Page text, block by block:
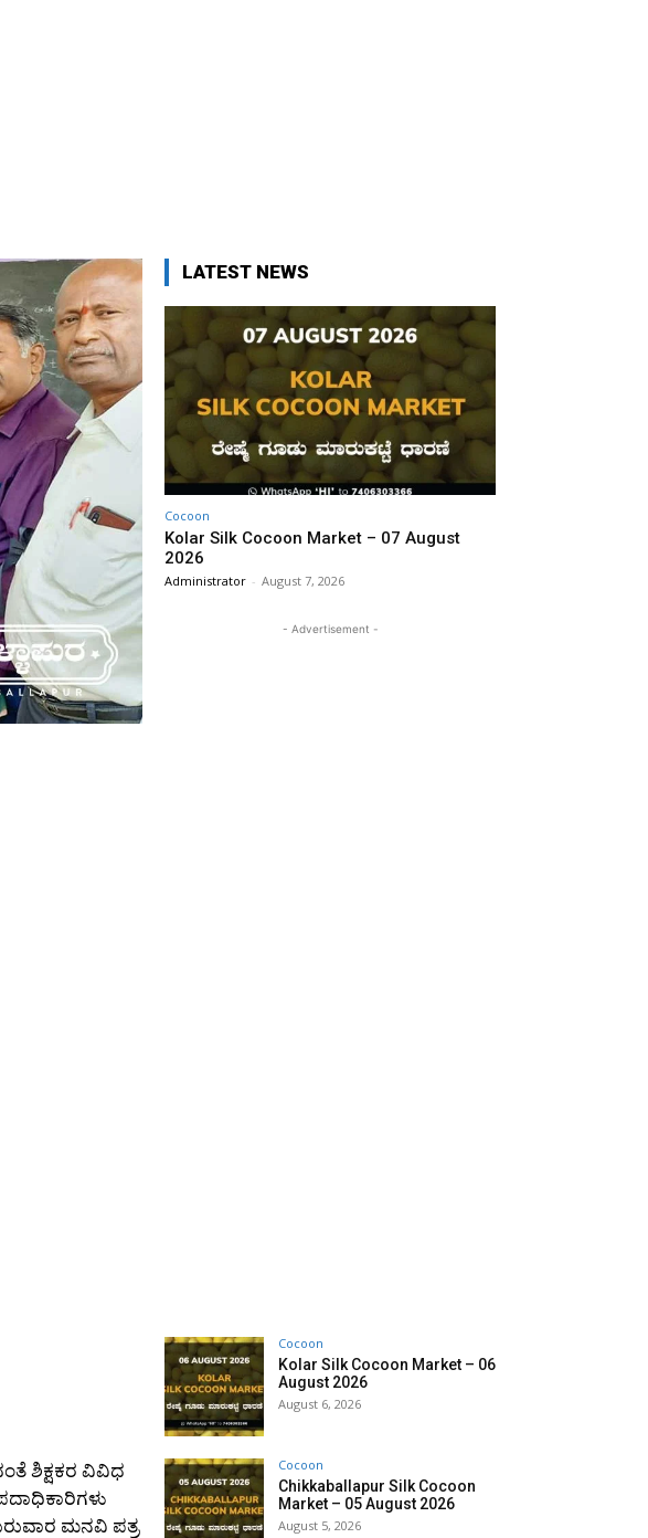
ಶಿಕ್ಷಕರ ವಿವಿಧ
ಮನವಿ ಪತ್ರ
LATEST NEWS
Cocoon
Kolar Silk Cocoon Market – 07 August
2026
Administrator - August 7, 2026
- Advertisement -
Cocoon
Kolar Silk Cocoon Market – 06
August 2026
August 6, 2026
Cocoon
Chikkaballapur Silk Cocoon
Market – 05 August 2026
August 5, 2026